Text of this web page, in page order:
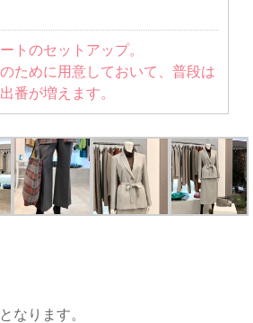
トのセットアップ。
ために用意しておいて、普段は
番が増えます。
なります。